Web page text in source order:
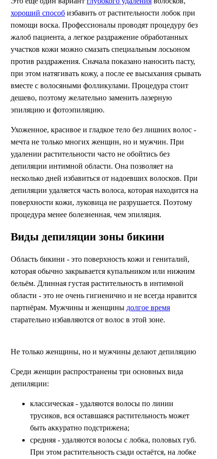
хороший способ избавить от растительности лобок при
помощи воска. Профессионалы проводят процедуру без
жалоб пациента, а легкое раздражение обработанных
участков кожи можно смазать специальным лосьоном
против раздражения. Сначала показано наносить пасту,
при этом натягивать кожу, а после ее высыхания срывать
вместе с волосяными фолликулами. Процедура стоит
дешево, поэтому желательно заменить лазерную
эпиляцию и фотоэпиляцию.
Ухоженное, красивое и гладкое тело без лишних волос -
мечта не только многих женщин, но и мужчин. При
удалении растительности часто не обойтись без
депиляции интимной области. Она позволяет на
несколько дней избавиться от надоевших волосков. При
депиляции удаляется часть волоса, которая находится на
поверхности кожи, луковица не разрушается. Поэтому
процедура менее болезненная, чем эпиляция.
Виды депиляции зоны бикини
Область бикини - это поверхность кожи и гениталий,
которая обычно закрывается купальником или нижним
бельём. Длинная густая растительность в интимной
области - это не очень гигиенично и не всегда нравится
партнёрам. Мужчины и женщины долгое время
старательно избавляются от волос в этой зоне.
Не только женщины, но и мужчины делают депиляцию
Среди женщин распространены три основных вида
депиляции:
классическая - удаляются волосы по линии
трусиков, вся оставшаяся растительность может
быть аккуратно подстрижена;
средняя - удаляются волосы с лобка, половых губ.
При этом растительность сзади остаётся, на лобке